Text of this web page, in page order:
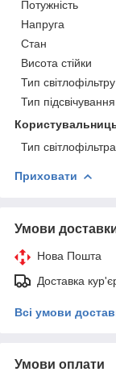
Потужність
Напруга
Стан
Висота стійки
Тип світлофільтру
Тип підсвічування
Тип світлофільтра
Приховати
Умови
Нова Пошта
Доставка
Всі умови
Умови оплати